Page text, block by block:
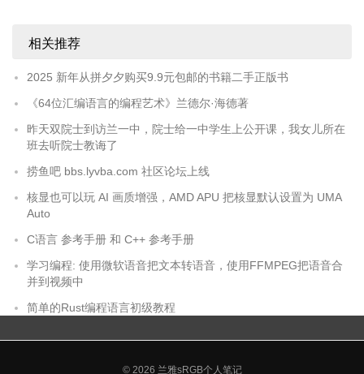
相关推荐
2025 新年从拼夕夕购买9.9元包邮的书籍二手正版书
《64位汇编语言的编程艺术》兰德尔·海德著
昨天双院士到访兰一中，院士给一中学生上公开课，我女儿所在
班去听院士教诲了
捞鱼吧 bbs.lyvba.com 社区论坛上线
核显也可以玩 AI 画质增强，AMD APU 把核显默认设置为 UMA
Auto
C语言 参考手册 和 C++ 参考手册
学习编程: 使用微软语音把文本转语音，使用FFMPEG把语音合
并到视频中
简单的Rust编程语言初级教程
© 2026 兰雅sRGB个人笔记